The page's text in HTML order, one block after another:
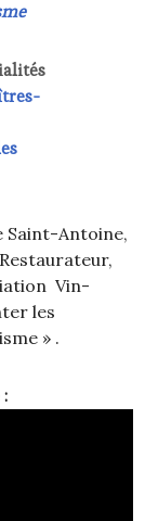
Saint-Antoine,
Vin-
les
» .